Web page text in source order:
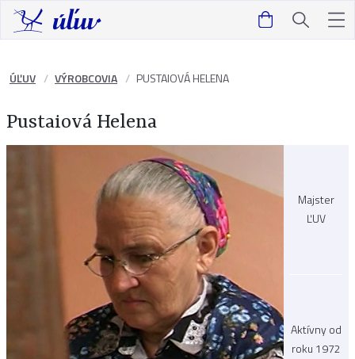
ÚĽUV VÝROBCOVIA PUSTAIOVÁ HELENA
Pustaiová Helena
Majster
ĽUV
Aktívny od
roku 1972